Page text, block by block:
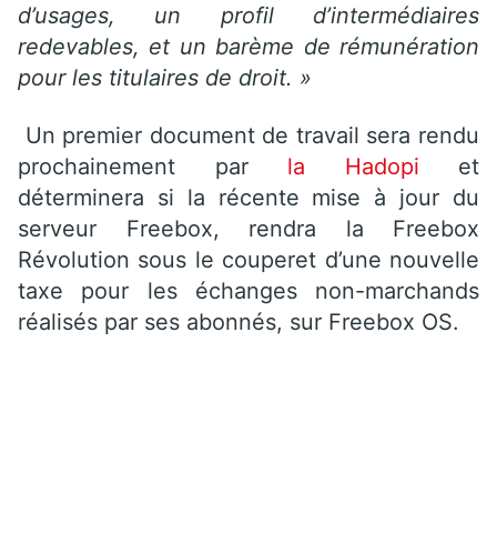
d’usages, un profil d’intermédiaires
redevables, et un barème de rémunération
pour les titulaires de droit. »
Un premier document de travail sera rendu
prochainement par la Hadopi et
déterminera si la récente mise à jour du
serveur Freebox, rendra la Freebox
Révolution sous le couperet d’une nouvelle
taxe pour les échanges non-marchands
réalisés par ses abonnés, sur Freebox OS.